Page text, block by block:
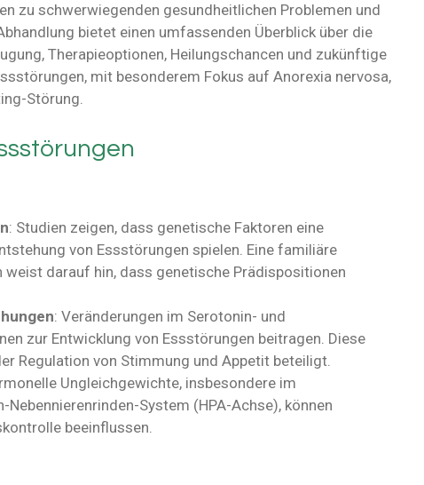
zu schwerwiegenden gesundheitlichen Problemen und
bietet einen umfassenden Überblick über die
Therapieoptionen, Heilungschancen und zukünftige
mit besonderem Fokus auf Anorexia nervosa,
Störung.
: Studien zeigen, dass genetische Faktoren eine
von Essstörungen spielen. Eine familiäre
weist darauf hin, dass genetische Prädispositionen
: Veränderungen im Serotonin- und
zur Entwicklung von Essstörungen beitragen. Diese
Regulation von Stimmung und Appetit beteiligt.
Ungleichgewichte, insbesondere im
Nebennierenrinden-System (HPA-Achse), können
beeinflussen.